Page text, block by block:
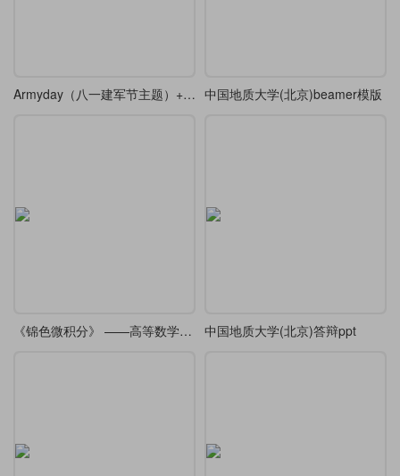
Armyday（八一建军节主题）+ festive（喜庆装饰风格）+ redgold（红金配色体系） 中国地质大学(北京)beamer模版
《锦色微积分》 ——高等数学课堂笔记·炫彩版 中国地质大学(北京)答辩ppt